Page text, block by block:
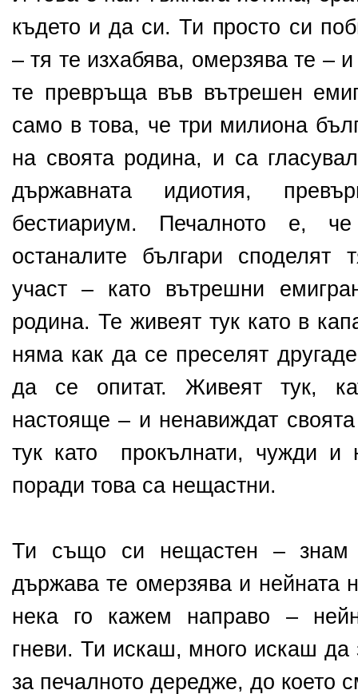
където и да си. Ти просто си
– тя те изхабява, омерзява те –
те превръща във вътрешен
само в това, че три милиона
на своята родина, и са
държавната идиотия,
бестиариум. Печалното е,
останалите българи споделят
участ – като вътрешни
родина. Те живеят тук като в
няма как да се преселят
да се опитат. Живеят тук,
настояще – и ненавиждат
тук като прокълнати, чужди
поради това са нещастни.
Ти също си нещастен – знам
държава те омерзява и нейната
нека го кажем направо –
гневи. Ти искаш, много искаш да
за печалното дередже, до което